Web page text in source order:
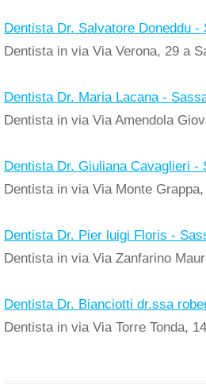
Dentista Dr. Salvatore Doneddu -
Dentista in via Via Verona, 29 a
Dentista Dr. Maria Lacana -
Dentista in via Via Amendola
Dentista Dr. Giuliana Cavaglieri -
Dentista in via Via Monte
Dentista Dr. Pier luigi Floris -
Dentista in via Via Zanfarino
Dentista Dr. Bianciotti dr.ssa
Dentista in via Via Torre Tonda,